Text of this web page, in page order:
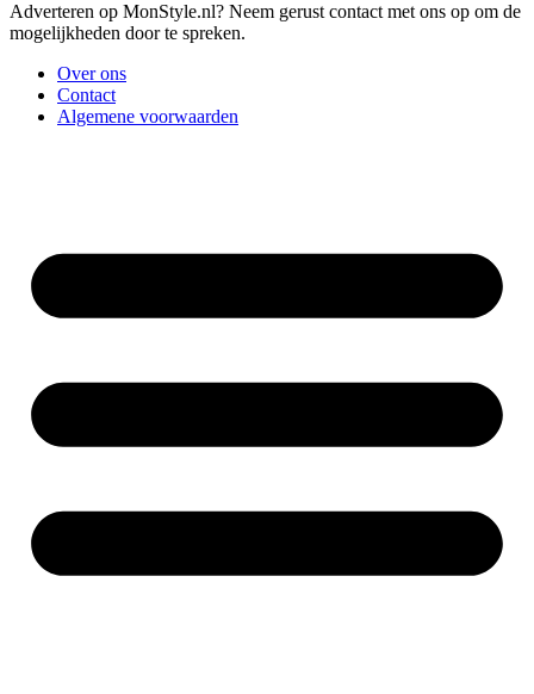
Adverteren op MonStyle.nl? Neem gerust contact met ons op om de
mogelijkheden door te spreken.
Over ons
Contact
Algemene voorwaarden